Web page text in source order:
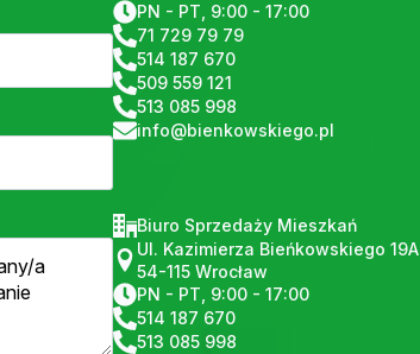
PN - PT, 9:00 - 17:00
71 729 79 79
514 187 670
509 559 121
513 085 998
info@bienkowskiego.pl
Biuro Sprzedaży Mieszkań
Ul. Kazimierza Bieńkowskiego 19A
54-115 Wrocław
PN - PT, 9:00 - 17:00
514 187 670
513 085 998